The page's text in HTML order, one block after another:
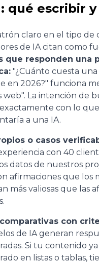
qué escribir
claro en el tipo de
de IA citan como
que responden una
"¿Cuánto cuesta
en 2026?" funciona
web". La intención de
con lo
a una IA.
o casos
con 40
datos de nuestros
afirmaciones que los
más valiosas que las
con
de IA generan
Si tu contenido ya
en listas o tablas,